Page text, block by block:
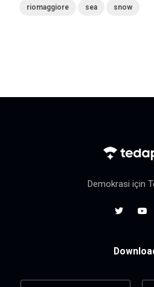
riomaggiore sea snow
Demokrasi için